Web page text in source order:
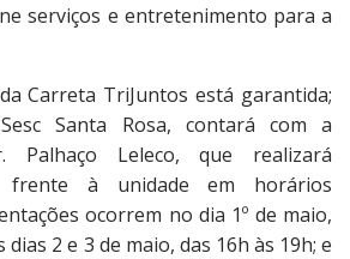
serviços e entretenimento para a
Carreta TriJuntos está garantida;
Santa Rosa, contará com a
Palhaço Leleco, que realizará
frente à unidade em horários
ocorrem no dia 1º de maio,
dias 2 e 3 de maio, das 16h às 19h; e